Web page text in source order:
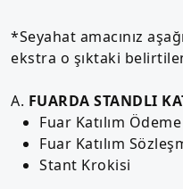
*Seyahat amacınız
ekstra o şıktaki
A. FUARDA STANDLI
Fuar Katılım
Fuar Katılım
Stant Krokisi